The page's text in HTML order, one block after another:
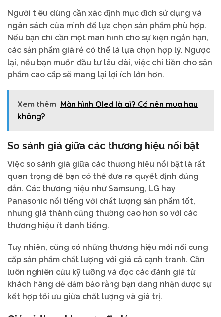
Người tiêu dùng cần xác định mục đích sử dụng và
ngân sách của mình để lựa chọn sản phẩm phù hợp.
Nếu bạn chỉ cần một màn hình cho sự kiện ngắn hạn,
các sản phẩm giá rẻ có thể là lựa chọn hợp lý. Ngược
lại, nếu bạn muốn đầu tư lâu dài, việc chi tiền cho sản
phẩm cao cấp sẽ mang lại lợi ích lớn hơn.
Xem thêm Màn hình Oled là gì? Có nên mua hay
không?
So sánh giá giữa các thương hiệu nổi bật
Việc so sánh giá giữa các thương hiệu nổi bật là rất
quan trọng để bạn có thể đưa ra quyết định đúng
đắn. Các thương hiệu như Samsung, LG hay
Panasonic nổi tiếng với chất lượng sản phẩm tốt,
nhưng giá thành cũng thường cao hơn so với các
thương hiệu ít danh tiếng.
Tuy nhiên, cũng có những thương hiệu mới nổi cung
cấp sản phẩm chất lượng với giá cả cạnh tranh. Cần
luôn nghiên cứu kỹ lưỡng và đọc các đánh giá từ
khách hàng để đảm bảo rằng bạn đang nhận được sự
kết hợp tối ưu giữa chất lượng và giá trị.